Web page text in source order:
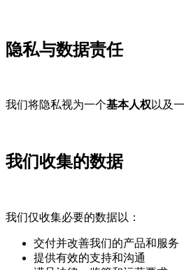
隐私与数据责任
我们将隐私视为一个基本人权以及
我们收集的数据
我们仅收集必要的数据以：
交付并改善我们的产品和服务
提供有效的支持和沟通